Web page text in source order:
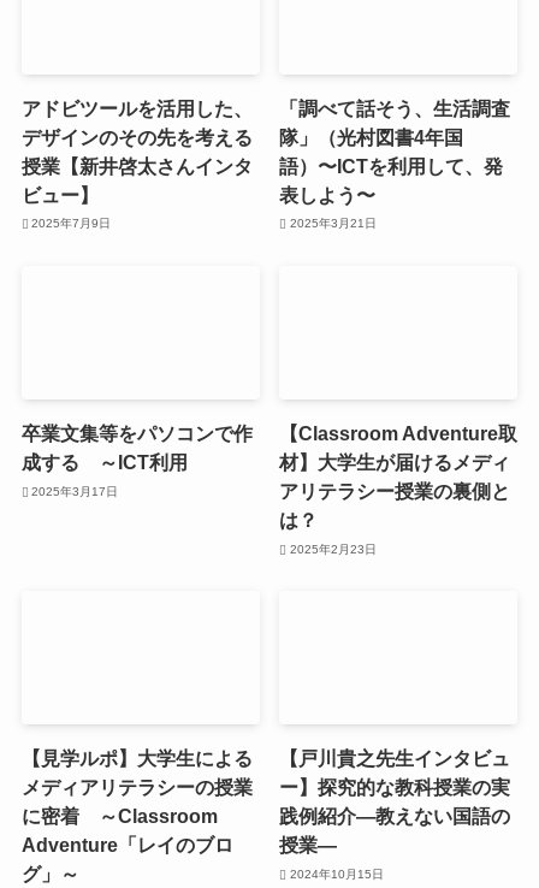
アドビツールを活用した、
デザインのその先を考える
授業【新井啓太さんインタ
ビュー】
2025年7月9日
「調べて話そう、生活調査
隊」（光村図書4年国
語）〜ICTを利用して、発
表しよう〜
2025年3月21日
卒業文集等をパソコンで作
成する ～ICT利用
2025年3月17日
【Classroom Adventure取
材】大学生が届けるメディ
アリテラシー授業の裏側と
は？
2025年2月23日
【見学ルポ】大学生による
メディアリテラシーの授業
に密着 ～Classroom
Adventure「レイのブロ
グ」～
【戸川貴之先生インタビュ
ー】探究的な教科授業の実
践例紹介―教えない国語の
授業―
2024年10月15日